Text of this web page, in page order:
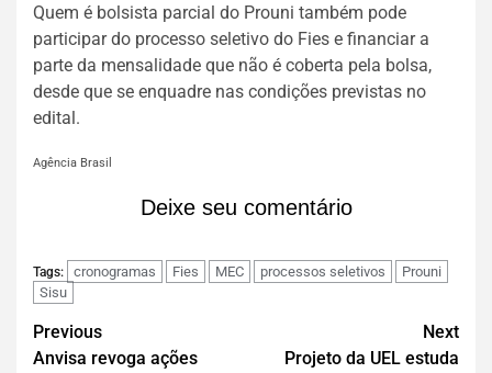
Quem é bolsista parcial do Prouni também pode
participar do processo seletivo do Fies e financiar a
parte da mensalidade que não é coberta pela bolsa,
desde que se enquadre nas condições previstas no
edital.
Agência Brasil
Deixe seu comentário
Tags: cronogramas Fies MEC processos seletivos
Prouni
Sisu
Previous
Anvisa revoga ações
Next
Projeto da UEL estuda